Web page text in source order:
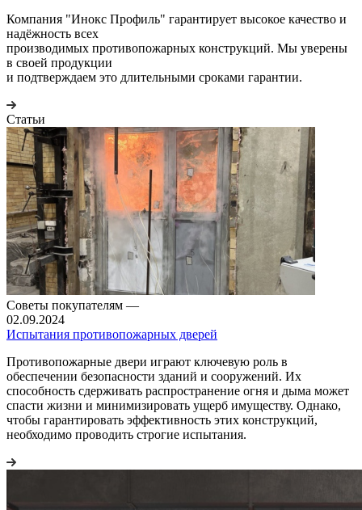
Компания "Инокс Профиль" гарантирует высокое качество и
надёжность всех
производимых противопожарных конструкций. Мы уверены
в своей продукции
и подтверждаем это длительными сроками гарантии.
Статьи
Советы покупателям —
02.09.2024
Испытания противопожарных дверей
Противопожарные двери играют ключевую роль в
обеспечении безопасности зданий и сооружений. Их
способность сдерживать распространение огня и дыма может
спасти жизни и минимизировать ущерб имуществу. Однако,
чтобы гарантировать эффективность этих конструкций,
необходимо проводить строгие испытания.